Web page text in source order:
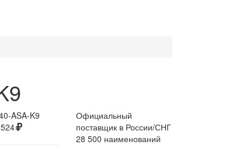
ASA-K9
Официальный
поставщик в России/СНГ
28 500 наименований